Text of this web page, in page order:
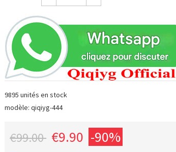
9895 unités en stock
modèle: qiqiyg-444
€99.00 €9.90 -90%